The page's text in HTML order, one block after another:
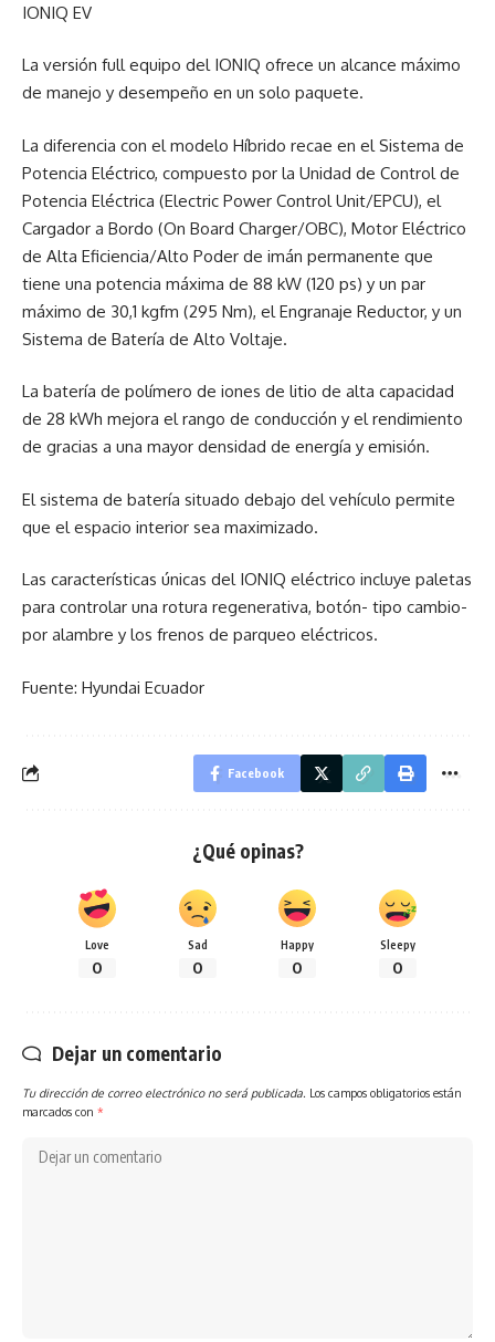
IONIQ EV
La versión full equipo del IONIQ ofrece un alcance máximo
de manejo y desempeño en un solo paquete.
La diferencia con el modelo Híbrido recae en el Sistema de
Potencia Eléctrico, compuesto por la Unidad de Control de
Potencia Eléctrica (Electric Power Control Unit/EPCU), el
Cargador a Bordo (On Board Charger/OBC), Motor Eléctrico
de Alta Eficiencia/Alto Poder de imán permanente que
tiene una potencia máxima de 88 kW (120 ps) y un par
máximo de 30,1 kgfm (295 Nm), el Engranaje Reductor, y un
Sistema de Batería de Alto Voltaje.
La batería de polímero de iones de litio de alta capacidad
de 28 kWh mejora el rango de conducción y el rendimiento
de gracias a una mayor densidad de energía y emisión.
El sistema de batería situado debajo del vehículo permite
que el espacio interior sea maximizado.
Las características únicas del IONIQ eléctrico incluye paletas
para controlar una rotura regenerativa, botón- tipo cambio-
por alambre y los frenos de parqueo eléctricos.
Fuente: Hyundai Ecuador
Facebook
¿Qué opinas?
Love
0
Sad
0
Happy
0
Sleepy
0
Dejar un comentario
Tu dirección de correo electrónico no será publicada. Los campos obligatorios están
marcados con *